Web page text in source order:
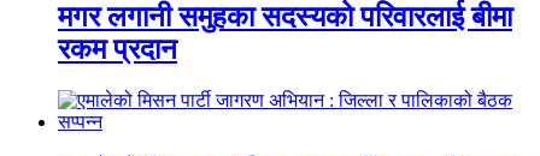
मगर लगानी समुहका सदस्यको परिवारलाई बीमा
रकम प्रदान